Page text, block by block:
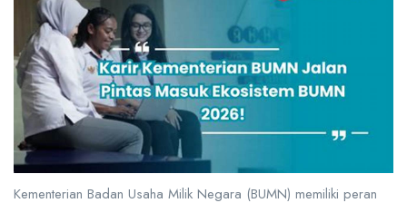
Kementerian Badan Usaha Milik Negara (BUMN) memiliki peran